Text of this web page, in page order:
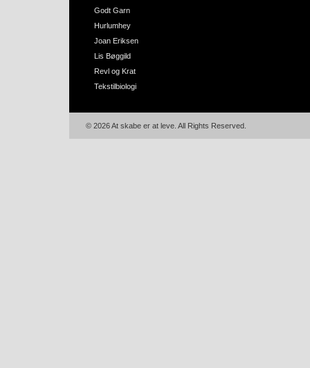
Godt Garn
Hurlumhey
Joan Eriksen
Lis Bøggild
Revl og Krat
Tekstilbiologi
© 2026 At skabe er at leve. All Rights Reserved.